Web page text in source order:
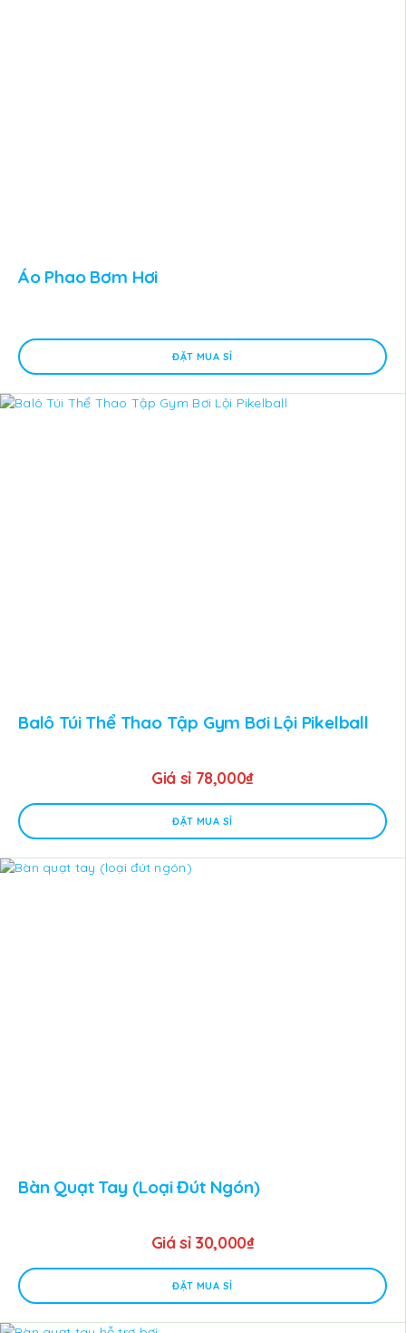
Áo Phao Bơm Hơi
ĐẶT MUA SỈ
Balô Túi Thể Thao Tập Gym Bơi Lội Pikelball
Giá sỉ 78,000₫
ĐẶT MUA SỈ
Bàn Quạt Tay (loại Đút Ngón)
Giá sỉ 30,000₫
ĐẶT MUA SỈ